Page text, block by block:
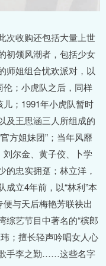
次收购还包括大量上世
初领风潮者，包括少女
师姐组合忧欢派对，以
；小虎队之后，同样
儿；1991年小虎队暂时
及王思涵三人所组成的
方姐妹团”；当年风靡
刘尔金、黄子佼、卜学
的忠实拥趸；林立洋，
立4年前，以“林利”本
便与天后梅艳芳联袂出
综艺节目中著名的“槟郎
；擅长轻声吟唱女人心
手李之勤……这些名字